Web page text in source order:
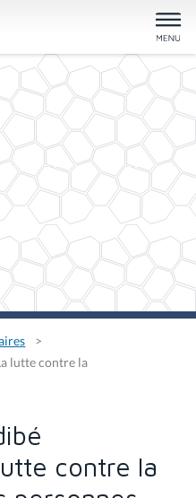
lutte contre la
contre la